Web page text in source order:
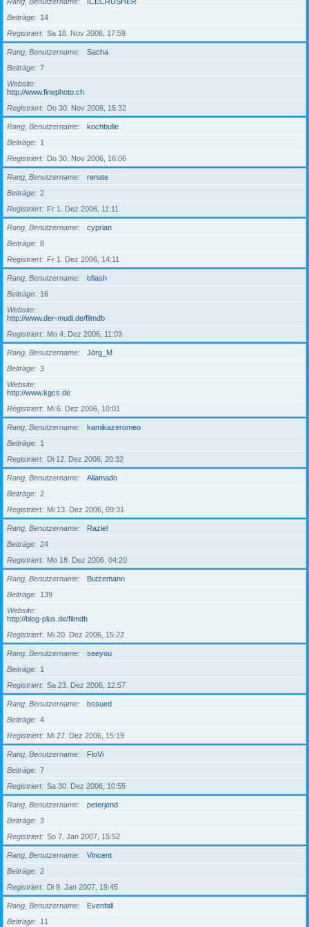
Beiträge
14
Registriert
Sa 18. Nov 2006, 17:59
Rang, Benutzername
Sacha
Beiträge
7
Website
http://www.finephoto.ch
Registriert
Do 30. Nov 2006, 15:32
Rang, Benutzername
kochbulle
Beiträge
1
Registriert
Do 30. Nov 2006, 16:06
Rang, Benutzername
renate
Beiträge
2
Registriert
Fr 1. Dez 2006, 11:11
Rang, Benutzername
cyprian
Beiträge
8
Registriert
Fr 1. Dez 2006, 14:11
Rang, Benutzername
bflash
Beiträge
16
Website
http://www.der-mudi.de/filmdb
Registriert
Mo 4. Dez 2006, 11:03
Rang, Benutzername
Jörg_M
Beiträge
3
Website
http://www.kgcs.de
Registriert
Mi 6. Dez 2006, 10:01
Rang, Benutzername
kamikazeromeo
Beiträge
1
Registriert
Di 12. Dez 2006, 20:32
Rang, Benutzername
Allamado
Beiträge
2
Registriert
Mi 13. Dez 2006, 09:31
Rang, Benutzername
Raziel
Beiträge
24
Registriert
Mo 18. Dez 2006, 04:20
Rang, Benutzername
Butzemann
Beiträge
139
Website
http://blog-plus.de/filmdb
Registriert
Mi 20. Dez 2006, 15:22
Rang, Benutzername
seeyou
Beiträge
1
Registriert
Sa 23. Dez 2006, 12:57
Rang, Benutzername
bssued
Beiträge
4
Registriert
Mi 27. Dez 2006, 15:19
Rang, Benutzername
FloVi
Beiträge
7
Registriert
Sa 30. Dez 2006, 10:55
Rang, Benutzername
peterjend
Beiträge
3
Registriert
So 7. Jan 2007, 15:52
Rang, Benutzername
Vincent
Beiträge
2
Registriert
Di 9. Jan 2007, 19:45
Rang, Benutzername
Evenfall
Beiträge
11